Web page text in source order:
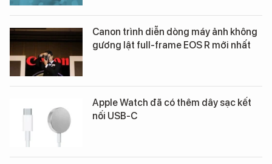
Canon trình diễn dòng máy ảnh không
gương lật full-frame EOS R mới nhất
Apple Watch đã có thêm dây sạc kết
nối USB-C